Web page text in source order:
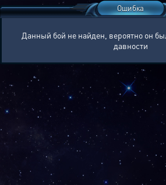
Ошибка
Данный бой не найден, вероятно он
давности